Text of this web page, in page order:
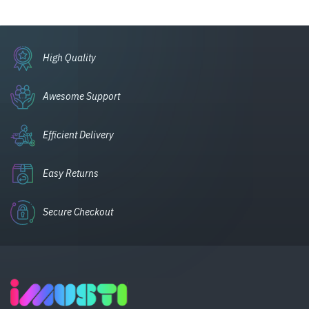
High Quality
Awesome Support
Efficient Delivery
Easy Returns
Secure Checkout